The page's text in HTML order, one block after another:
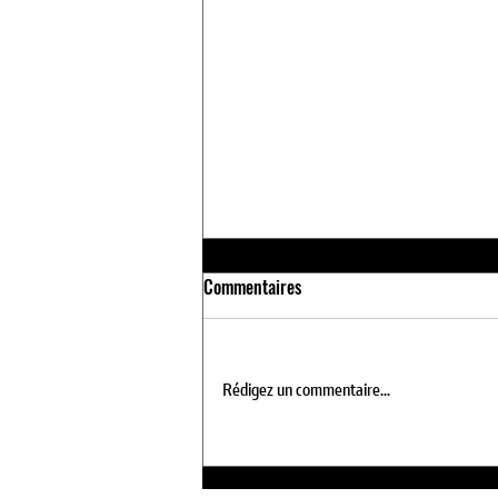
PRÉSENTATION DU NOUVEL
HYPERMOTARD 890
Commentaires
Rédigez un commentaire...